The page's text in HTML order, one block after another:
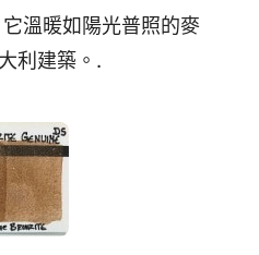
溫暖如陽光普照的麥
利建築。.